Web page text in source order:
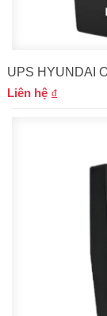
UPS HYUNDAI
Liên hệ